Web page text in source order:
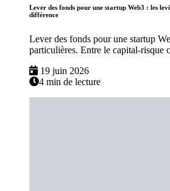
Lever des fonds pour une startup Web3 : les
différence
Lever des fonds pour une startup
particulières. Entre le capital-risque
19 juin 2026
4 min de lecture